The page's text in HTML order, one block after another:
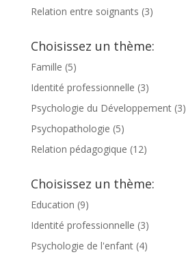
Relation entre soignants (3)
Choisissez un thème:
Famille (5)
Identité professionnelle (3)
Psychologie du Développement(3)
Psychopathologie (5)
Relation pédagogique (12)
Choisissez un thème:
Education (9)
Identité professionnelle (3)
Psychologie de l'enfant(4)